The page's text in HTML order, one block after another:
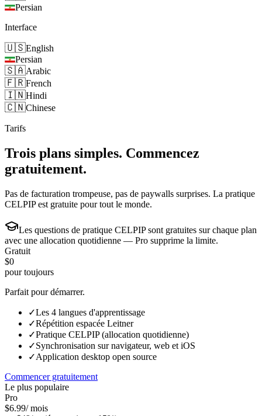
Persian
Interface
🇺🇸English
Persian
🇸🇦Arabic
🇫🇷French
🇮🇳Hindi
🇨🇳Chinese
Tarifs
Trois plans simples. Commencez
gratuitement.
Pas de facturation trompeuse, pas de paywalls surprises. La pratique
CELPIP est gratuite pour tout le monde.
Les questions de pratique CELPIP sont gratuites sur chaque plan
avec une allocation quotidienne — Pro supprime la limite.
Gratuit
$0
pour toujours
Parfait pour démarrer.
✓Les 4 langues d'apprentissage
✓Répétition espacée Leitner
✓Pratique CELPIP (allocation quotidienne)
✓Synchronisation sur navigateur, web et iOS
✓Application desktop open source
Commencer gratuitement
Le plus populaire
Pro
$6.99/ mois